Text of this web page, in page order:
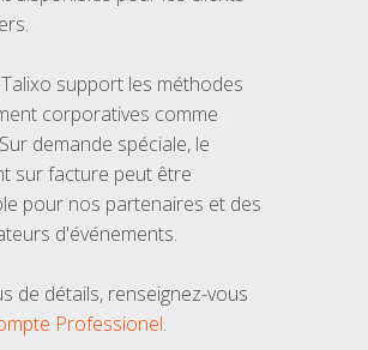
Talixo support les méthodes
corporatives comme
demande spéciale, le
sur facture peut être
pour nos partenaires et des
d'événements.
de détails, renseignez-vous
Professionel.